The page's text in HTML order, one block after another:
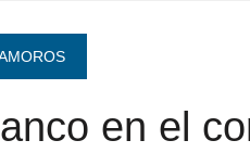
¡AGUA PARA LA COMUNIDAD!
EN EQUIPO Y RESULTADOS!
en el